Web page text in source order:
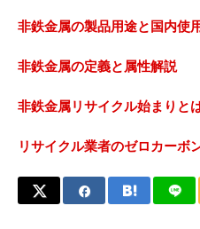
非鉄金属の製品用途と国内使
非鉄金属の定義と属性解説
非鉄金属リサイクル始まりと
リサイクル業者のゼロカーボ